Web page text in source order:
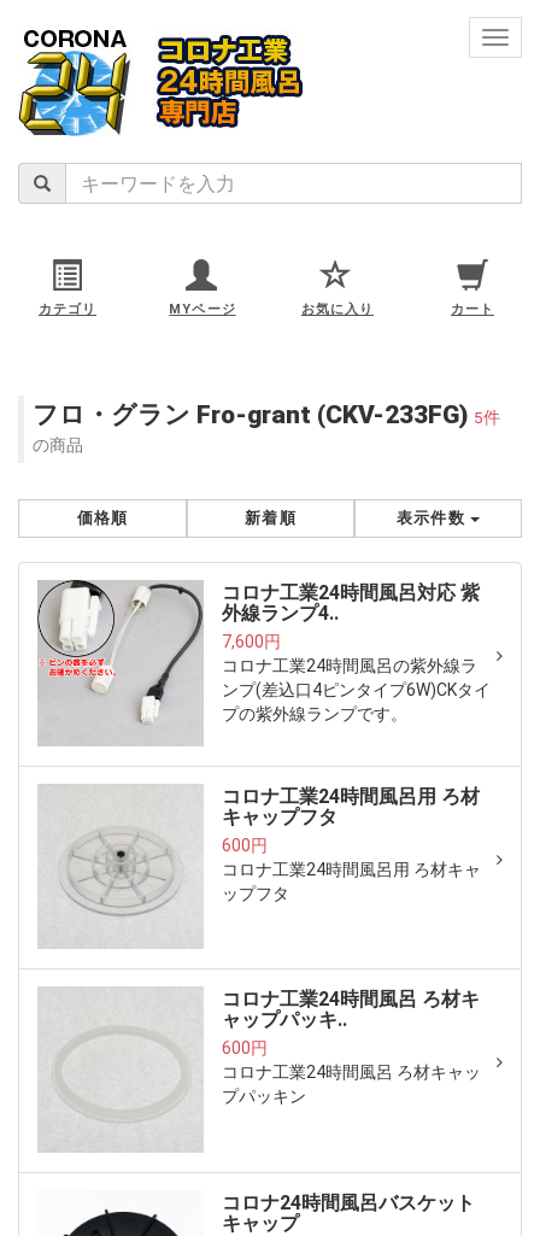
カテゴリ MYページ お気に入り カート
フロ・グラン Fro-grant (CKV-233FG) 5件
の商品
価格順 新着順 表示件数
コロナ工業24時間風呂対応 紫
外線ランプ4..
7,600円
コロナ工業24時間風呂の紫外線ラ
ンプ(差込口4ピンタイプ6W)CKタイ
プの紫外線ランプです。
コロナ工業24時間風呂用 ろ材
キャップフタ
600円
コロナ工業24時間風呂用 ろ材キャ
ップフタ
コロナ工業24時間風呂 ろ材キ
ャップパッキ..
600円
コロナ工業24時間風呂 ろ材キャッ
プパッキン
コロナ24時間風呂バスケット
キャップ